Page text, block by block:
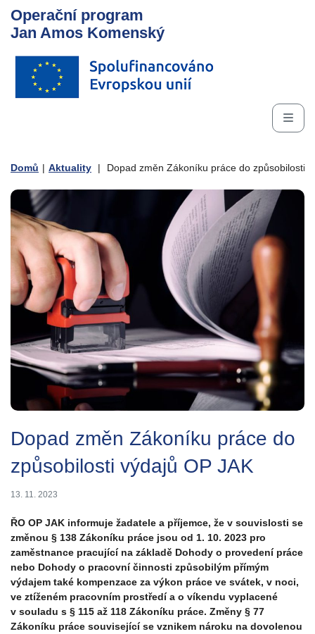
Operační program
Jan Amos Komenský
Domů | Aktuality | Dopad změn Zákoníku práce do způsobilosti
Dopad změn Zákoníku práce do
způsobilosti výdajů OP JAK
13. 11. 2023
ŘO OP JAK informuje žadatele a příjemce, že v souvislosti se
změnou § 138 Zákoníku práce jsou od 1. 10. 2023 pro
zaměstnance pracující na základě Dohody o provedení práce
nebo Dohody o pracovní činnosti způsobilým přímým
výdajem také kompenzace za výkon práce ve svátek, v noci,
ve ztíženém pracovním prostředí a o víkendu vyplacené
v souladu s § 115 až 118 Zákoníku práce. Změny § 77
Zákoníku práce související se vznikem nároku na dovolenou